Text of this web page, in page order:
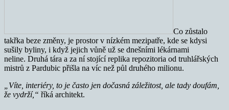
Co zůstalo
takřka beze změny, je prostor v nízkém mezipatře, kde se kdysi
sušily byliny, i když jejich vůně už se dnešními lékárnami
neline. Druhá tára a za ní stojící replika repozitoria od truhlářských
mistrů z Pardubic přišla na víc než půl druhého milionu.
„Víte, interiéry, to je často jen dočasná záležitost, ale tady doufám,
že vydrží,“ říká architekt.